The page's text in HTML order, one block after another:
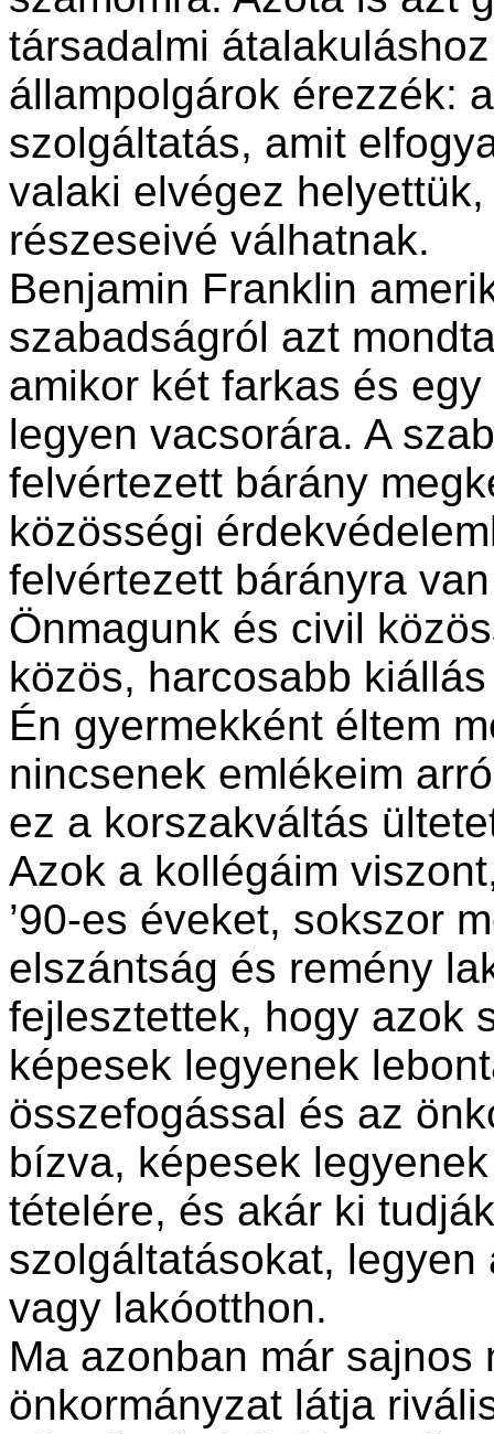
társadalmi
állampolgárok érezzék:
szolgáltatás, amit
valaki elvégez
részeseivé válhatnak.
Benjamin Franklin
szabadságról azt
amikor két farkas és
legyen vacsorára. A
felvértezett bárány
közösségi
felvértezett bárányra
Önmagunk és civil
közös, harcosabb
Én gyermekként éltem
nincsenek emlékeim
ez a korszakváltás
Azok a kollégáim
’90-es éveket, sokszor
elszántság és remény
fejlesztettek, hogy azok
képesek legyenek
összefogással és az
bízva, képesek
tételére, és akár ki
szolgáltatásokat,
vagy lakóotthon.
Ma azonban már
önkormányzat látja